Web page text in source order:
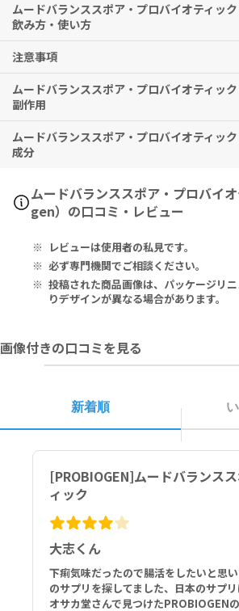
ストレスや気分の落ち込みをケアし、前向き
※有用性には個人差がありますことを予めご
※メーカー推奨摂取期間として
ます。
ムードバランススポア・プロバイオティッ
飲み方・使い方
1日2回、1回2ベジタリアンカプセルを目安に
ださい。医師の指示があった場合は、それに
注意事項
妊娠中・妊娠の可能性のある方・授乳中の方
必ず医師にご相談ください。
涼しく湿度の低い場所に保管してください。
子供の手の届かないところに保管してくださ
ムードバランススポア・プロバイオティッ
副作用
特に副作用は報告されておりませんが、異常
用を中止し、医師の診察をお受けください。
ムードバランススポア・プロバイオティッ
成分
Serving Size 2 Vegetarian Capsules:
Magnesium (Magnesium Citrate and
od Balance Herbal Blend [Ashwagandha
0mg, Mood Balance Probiotic Blend
8, Bacillus Subtilis HU58™) 20mg (2 Billion
Other Ingredients: Vegetable Capsule
2ベジタリアンカプセルあたり:
ジ(葉)、L-テアニン、ホーリーバジル(葉)]
Probiotic Blend (バチルス・コアグランス
その他の成分: 植物性カプセル（ヒプロメロー
ステアリン酸Mg（植物性）
ムードバランススポア・プロバイ
gen）の口コミ・レビュー
レビューは使用者の私見です。
必ず専門機関でご相談ください。
投稿された商品画像は、パッケージリ
りデザインが異なる場合があります。
画像付きの口コミを見る
新着順
[PROBIOGEN]ムードバランス
ィック
大志くん
下痢気味だったので腸活をしたいと思
のサプリを探してました、日本のサプ
オサカ堂さんで見つけたPROBIOGEN